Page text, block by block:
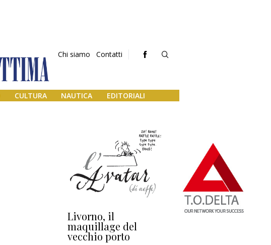
Chi siamo Contatti
CULTURA NAUTICA EDITORIALI
Livorno, il
maquillage del
vecchio porto
L’uscita di scena di